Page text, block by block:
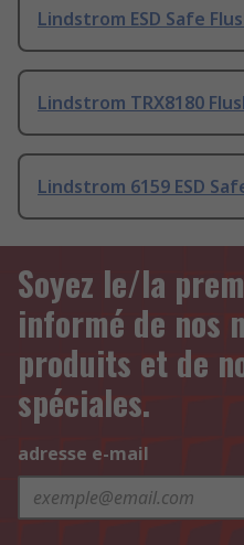
Lindstrom ESD Safe
Lindstrom TRX8180
Lindstrom 6159 ESD
Soyez le/la
informé de nos
produits et de
spéciales.
adresse e-mail